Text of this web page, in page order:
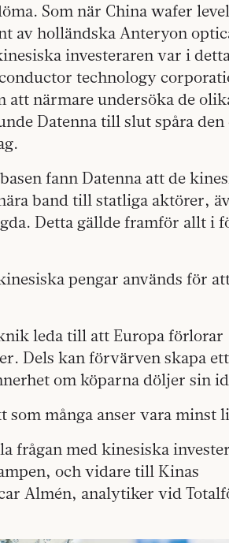
Som när China wafer
av holländska Anteryon
investeraren var i
technology
att närmare undersöka de
Datenna till slut spåra den
fann Datenna att de
band till statliga aktörer,
Detta gällde framför allt i
pengar används för
leda till att Europa förlorar
Dels kan förvärven skapa
om köparna döljer sin
som många anser vara minst
frågan med kinesiska
och vidare till Kinas
Almén, analytiker vid